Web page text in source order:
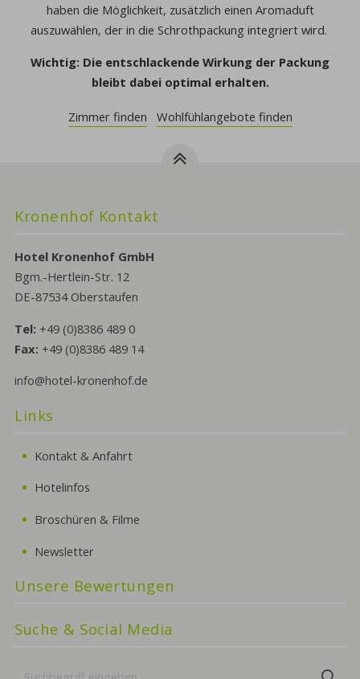
haben die Möglichkeit, zusätzlich einen Aromaduft
auszuwählen, der in die Schrothpackung integriert wird.
Wichtig: Die entschlackende Wirkung der Packung
bleibt dabei optimal erhalten.
Zimmer finden Wohlfühlangebote finden
Kronenhof Kontakt
Hotel Kronenhof GmbH
Bgm.-Hertlein-Str. 12
DE-87534 Oberstaufen
Tel: +49 (0)8386 489 0
Fax: +49 (0)8386 489 14
info@hotel-kronenhof.de
Links
Kontakt & Anfahrt
Hotelinfos
Broschüren & Filme
Newsletter
Unsere Bewertungen
Suche & Social Media